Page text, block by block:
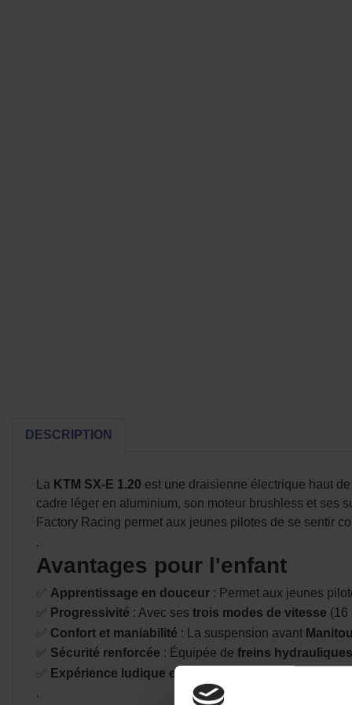
DESCRIPTION
La KTM SX-E 1.20 est une draisienne électrique haut
cadre léger en aluminium, son moteur brushless et ses
Factory Racing permet aux jeunes pilotes de se sentir
.
Avantages pour l'enfant
✅ Apprentissage en douceur : Permet aux jeunes
✅ Progressivité : Avec ses trois modes de vitesse (16
✅ Confort et maniabilité : La suspension avant
✅ Sécurité renforcée : Équipée de freins hydrauliques
✅ Expérience ludique et immersive
: Avec un look
.